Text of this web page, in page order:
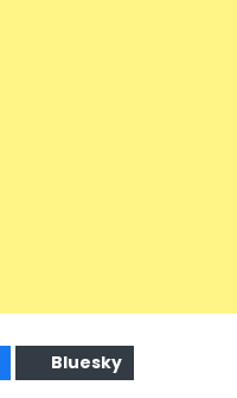
Bluesky